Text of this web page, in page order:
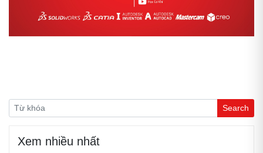
Xem nhiều nhất